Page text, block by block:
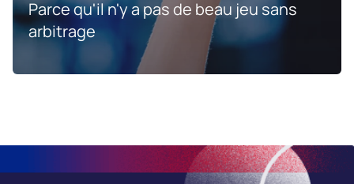
Parce qu'il n'y a pas de beau jeu sans
arbitrage